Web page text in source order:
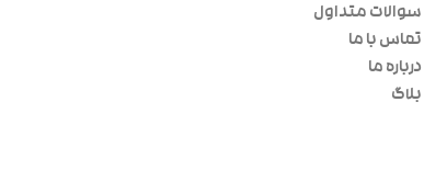
سوالات متداول
تماس با ما
درباره ما
بلاگ